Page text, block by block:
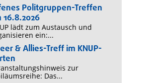
Politgruppen-Treffen
16.8.2026
lädt zum Austausch und
ein:...
& Allies-Treff im KNUP-
zur
Das...